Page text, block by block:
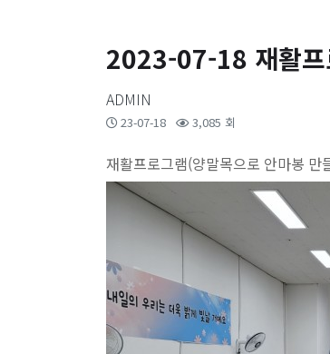
2023-07-18 재활프
ADMIN
23-07-18 3,085 회
재활프로그램(양말목으로 안마봉